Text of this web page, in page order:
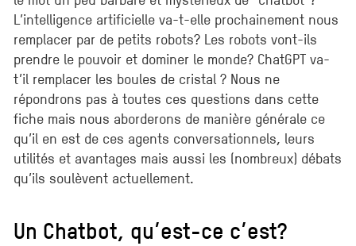
L’intelligence artificielle va-t-elle prochainement nous
remplacer par de petits robots? Les robots vont-ils
prendre le pouvoir et dominer le monde? ChatGPT va-
t’il remplacer les boules de cristal ? Nous ne
répondrons pas à toutes ces questions dans cette
fiche mais nous aborderons de manière générale ce
qu’il en est de ces agents conversationnels, leurs
utilités et avantages mais aussi les (nombreux) débats
qu’ils soulèvent actuellement.
Un Chatbot, qu’est-ce c’est?